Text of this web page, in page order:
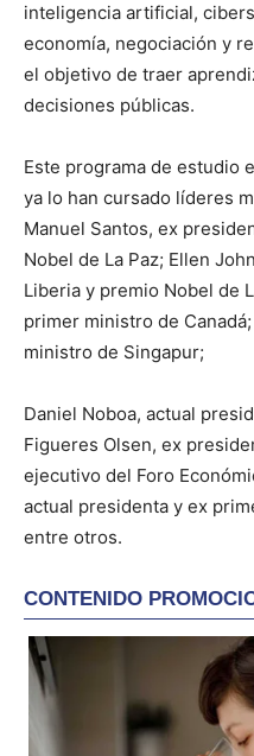
inteligencia artificial,
economía, negociación y
el objetivo de traer
decisiones públicas.
Este programa de estudio
ya lo han cursado líderes
Manuel Santos, ex
Nobel de La Paz; Ellen
Liberia y premio Nobel de
primer ministro de
ministro de Singapur;
Daniel Noboa, actual
Figueres Olsen, ex
ejecutivo del Foro
actual presidenta y ex
entre otros.